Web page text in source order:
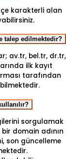
karakterli alan
talep edilmektedir?
av.tr, bel.tr, dr.tr,
ilk kayıt
tarafından
sorgulamak
domain adının
son güncelleme